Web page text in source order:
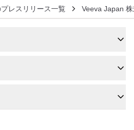
レスリリース一覧 Veeva Japan